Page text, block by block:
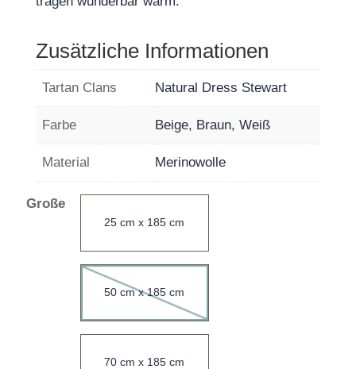
Zusätzliche Informationen
Tartan Clans Natural Dress Stewart
Farbe Beige, Braun, Weiß
Material Merinowolle
Große
25 cm x 185 cm
50 cm x 185 cm
70 cm x 185 cm